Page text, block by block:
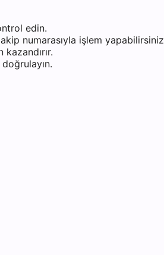
edin.
numarasıyla işlem